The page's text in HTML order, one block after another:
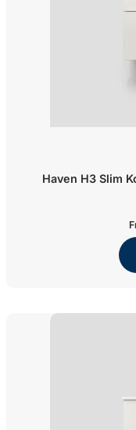
Haven H3 Slim